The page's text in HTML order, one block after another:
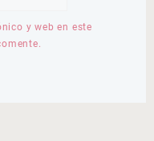
y web en este